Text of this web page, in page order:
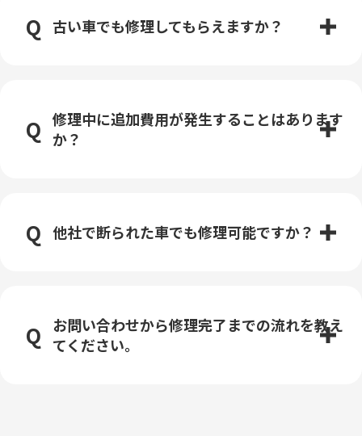
古い車でも修理してもらえますか？
修理中に追加費用が発生することはあります
か？
他社で断られた車でも修理可能ですか？
お問い合わせから修理完了までの流れを教え
てください。